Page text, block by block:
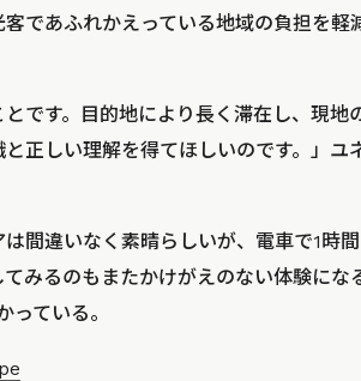
であふれかえっている地域の負担を軽
です。目的地により長く滞在し、現地
正しい理解を得てほしいのです。」ユ
間違いなく素晴らしいが、電車で1時
みるのもまたかけがえのない体験にな
ている。